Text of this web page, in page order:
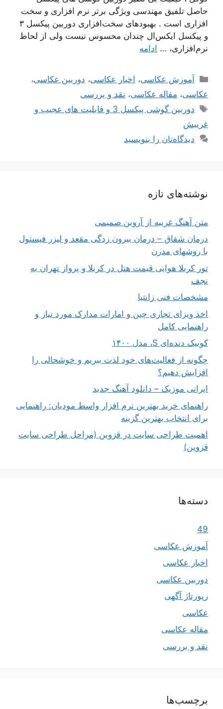
حاصل تلفیق مهندسی ویژگی برتر نرم افزاری و سخت
افزاری است . بهبودهای سخت‌افزاری دوربین پیکسل ۳
و پیکسل ایکس‌ال چندان محسوس نیست ولی از لحاظ
نرم‌افزاری، … ادامه
دسته‌ها
آموزش عکاسی، اخبار عکاسی، دوربین عکاسی،
عکاسی، مقاله عکاسی، نقد و بررسی
برچسب‌ها
دوربین گوشی پیکسل 3 و قابلیت های عجیب و
غریبش
دیدگاه‌تان را بنویسید
نوشته‌های تازه
متن آهنگ غریبه از آروین صمیمی
درمان شقاق – درمان بیرون زدگی مقعد و لیزر فیستول
با روشهای مدرن
تور کربلا هوایی قیمت هتل در کربلا و پرواز تهران به
نجف
مشخصات فنی زانتیا
اخذ ویزای تجاری چین و امارات مدارک مورد نیاز و
راهنمایی کامل
کوییک دنده‌ای S، مدل ۱۴۰۰
چگونه از فعالیت‌های خود لذت ببریم و خوشحالی را
افزایش دهیم؟
ایرانی موزیک – دانلود آهنگ جدید
راهنمای خرید بهترین نرم افزار واسط مودیان: راهنمایی
برای انتخاب بهترین گزینه
اهمیت طراحی سایت در قزوین (مراحل طراحی سایت
قزوین)
دسته‌ها
49
آموزش عکاسی
اخبار عکاسی
دوربین عکاسی
رپورتاژ آگهی
عکاسی
مقاله عکاسی
نقد و بررسی
برچسب‌ها